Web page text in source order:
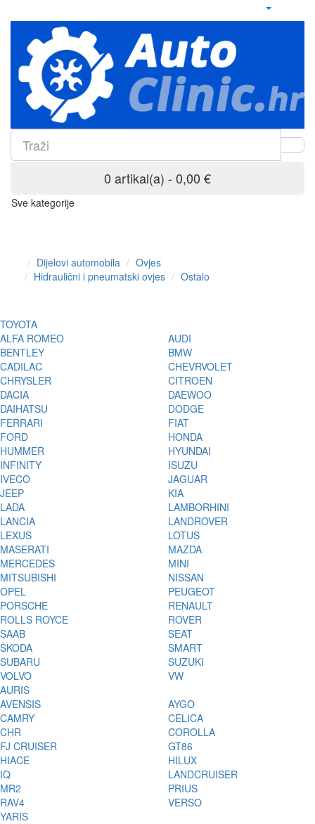
0 artikal(a) - 0,00 €
Sve kategorije
Dijelovi automobila
Ovjes
Hidraulični i pneumatski ovjes
Ostalo
TOYOTA
ALFA ROMEO
AUDI
BENTLEY
BMW
CADILAC
CHEVRVOLET
CHRYSLER
CITROEN
DACIA
DAEWOO
DAIHATSU
DODGE
FERRARI
FIAT
FORD
HONDA
HUMMER
HYUNDAI
INFINITY
ISUZU
IVECO
JAGUAR
JEEP
KIA
LADA
LAMBORHINI
LANCIA
LANDROVER
LEXUS
LOTUS
MASERATI
MAZDA
MERCEDES
MINI
MITSUBISHI
NISSAN
OPEL
PEUGEOT
PORSCHE
RENAULT
ROLLS ROYCE
ROVER
SAAB
SEAT
ŠKODA
SMART
SUBARU
SUZUKI
VOLVO
VW
AURIS
AVENSIS
AYGO
CAMRY
CELICA
CHR
COROLLA
FJ CRUISER
GT86
HIACE
HILUX
IQ
LANDCRUISER
MR2
PRIUS
RAV4
VERSO
YARIS